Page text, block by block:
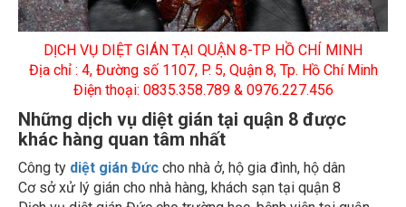
DỊCH VỤ DIỆT GIÁN TẠI QUẬN 8-TP HỒ CHÍ MINH
Địa chỉ : 4, Đường số 1107, P. 5, Quận 8, Tp. Hồ Chí Minh
Điện thoại: 0835.358.789 & 0976.227.456
Những dịch vụ diệt gián tại quận 8 được
khác hàng quan tâm nhất
Công ty diệt gián Đức
cho nhà ở, hộ gia đình, hộ dân
Cơ sở xử lý gián cho nhà hàng, khách sạn tại quận 8
Dịch vụ diệt gián Đức cho trường học, bệnh viện tại quận